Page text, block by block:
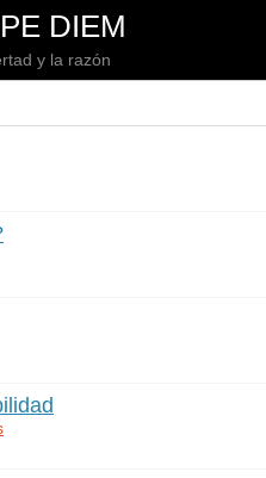
DIEM
y la razón